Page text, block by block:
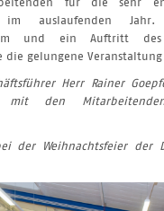
im auslaufenden
und ein Auftritt des
die gelungene
Herr Rainer
den
der Weihnachtsfeier der